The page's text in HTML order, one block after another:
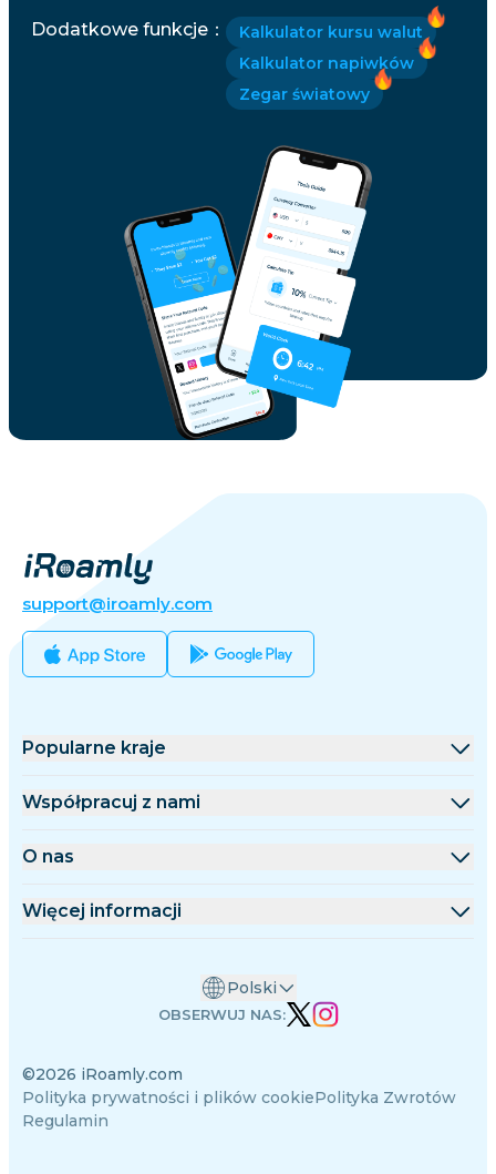
Dodatkowe funkcje ：
Kalkulator kursu walut
Kalkulator napiwków
Zegar światowy
support@iroamly.com
Popularne kraje
Stany Zjednoczone
Francja
Indie
Hiszpania
Współpracuj z nami
Platforma hurtowa
Dokumentacja API
O nas
O iRoamly
Więcej informacji
Zespół autorów
Obsługiwane urządzenia eSIM
©2026 iRoamly.com
Polityka prywatności i plików cookiePolityka Zwrotów
Regulamin
Polski
OBSERWUJ NAS: